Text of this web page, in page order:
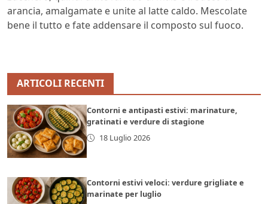
arancia, amalgamate e unite al latte caldo. Mescolate
bene il tutto e fate addensare il composto sul fuoco.
ARTICOLI RECENTI
Contorni e antipasti estivi: marinature,
gratinati e verdure di stagione
18 Luglio 2026
Contorni estivi veloci: verdure grigliate e
marinate per luglio